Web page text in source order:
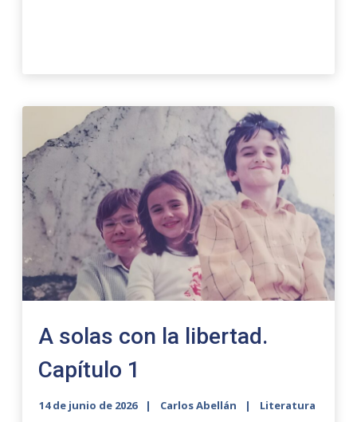
A solas con la libertad.
Capítulo 1
14 de junio de 2026 Carlos Abellán Literatura